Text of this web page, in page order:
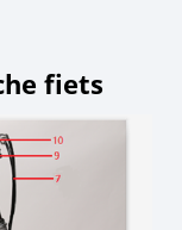
fiets